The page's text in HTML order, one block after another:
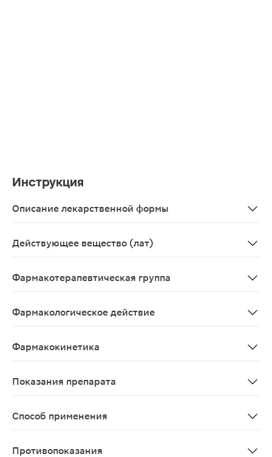
Инструкция
Описание лекарственной формы
Действующее вещество (лат)
Фармакотерапевтическая группа
Фармакологическое действие
Фармакокинетика
Показания препарата
Способ применения
Противопоказания